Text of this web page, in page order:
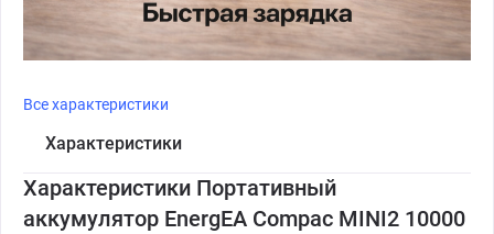
Все характеристики
Характеристики
Характеристики Портативный
аккумулятор EnergEA Compac MINI2 10000